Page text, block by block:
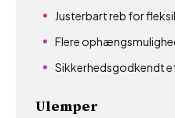
Justerbart reb for
Flere
Sikkerhedsgodkendt
Ulemper